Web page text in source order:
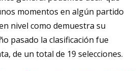
momentos en algún partido
nivel como demuestra su
pasado la clasificación fue
de un total de 19 selecciones.